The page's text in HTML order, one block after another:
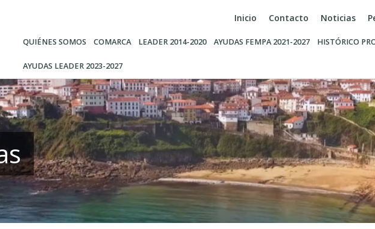
Inicio Contacto Noticias
QUIÉNES SOMOS COMARCA LEADER 2014-2020 AYUDAS FEMPA 2021-2027 HISTÓRICO
AYUDAS LEADER 2023-2027